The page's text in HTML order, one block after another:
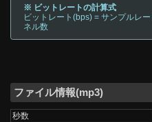
※ ビットレートの計算式
ビットレート(bps) = サンプルレ
ネル数
ファイル情報(mp3)
秒数